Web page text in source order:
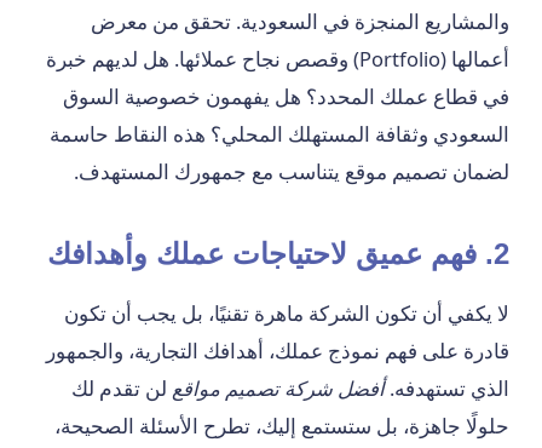
والمشاريع المنجزة في السعودية. تحقق من معرض
أعمالها (Portfolio) وقصص نجاح عملائها. هل لديهم خبرة
في قطاع عملك المحدد؟ هل يفهمون خصوصية السوق
السعودي وثقافة المستهلك المحلي؟ هذه النقاط حاسمة
لضمان تصميم موقع يتناسب مع جمهورك المستهدف.
2. فهم عميق لاحتياجات عملك وأهدافك
لا يكفي أن تكون الشركة ماهرة تقنيًا، بل يجب أن تكون
قادرة على فهم نموذج عملك، أهدافك التجارية، والجمهور
الذي تستهدفه.أفضل شركة تصميم مواقع لن تقدم لك
حلولًا جاهزة، بل ستستمع إليك، تطرح الأسئلة الصحيحة،